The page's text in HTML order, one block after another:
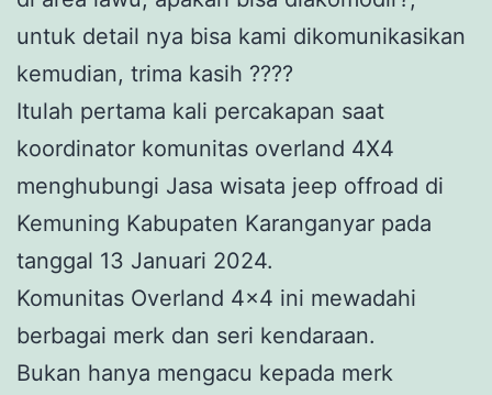
untuk detail nya bisa kami dikomunikasikan
kemudian, trima kasih ????
Itulah pertama kali percakapan saat
koordinator komunitas overland 4X4
menghubungi Jasa wisata jeep offroad di
Kemuning Kabupaten Karanganyar pada
tanggal 13 Januari 2024.
Komunitas Overland 4×4 ini mewadahi
berbagai merk dan seri kendaraan.
Bukan hanya mengacu kepada merk